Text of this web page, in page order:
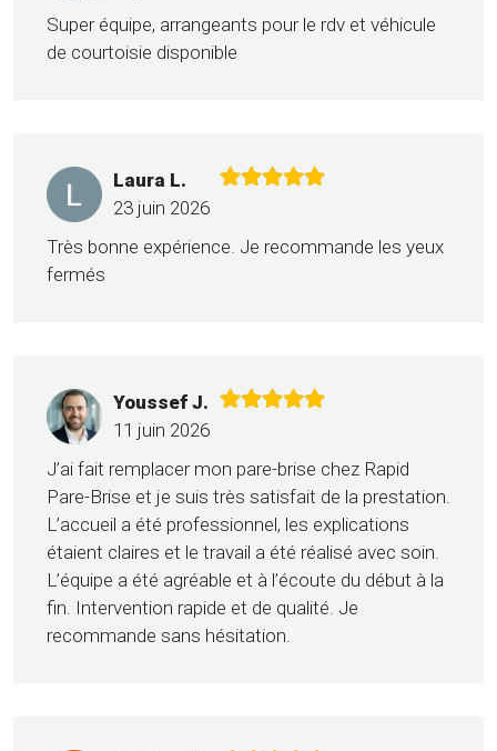
Super équipe, arrangeants pour le rdv et véhicule
de courtoisie disponible
Laura L.
23 juin 2026
Très bonne expérience. Je recommande les yeux
fermés
Youssef J.
11 juin 2026
J’ai fait remplacer mon pare-brise chez Rapid
Pare-Brise et je suis très satisfait de la prestation.
L’accueil a été professionnel, les explications
étaient claires et le travail a été réalisé avec soin.
L’équipe a été agréable et à l’écoute du début à la
fin. Intervention rapide et de qualité. Je
recommande sans hésitation.